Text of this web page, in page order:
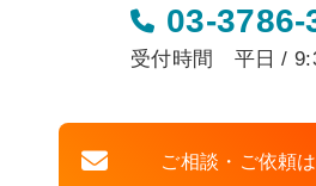
03-3786-
受付時間 平日 /
ご相談・ご依頼